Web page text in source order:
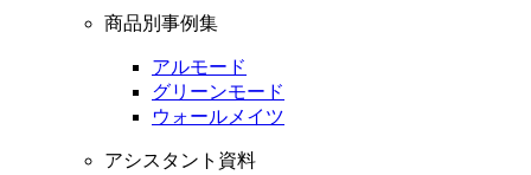
商品別事例集
アルモード
グリーンモード
ウォールメイツ
アシスタント資料